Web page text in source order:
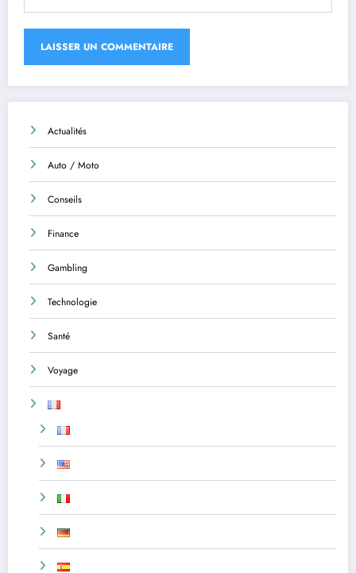
Actualités
Auto / Moto
Conseils
Finance
Gambling
Technologie
Santé
Voyage